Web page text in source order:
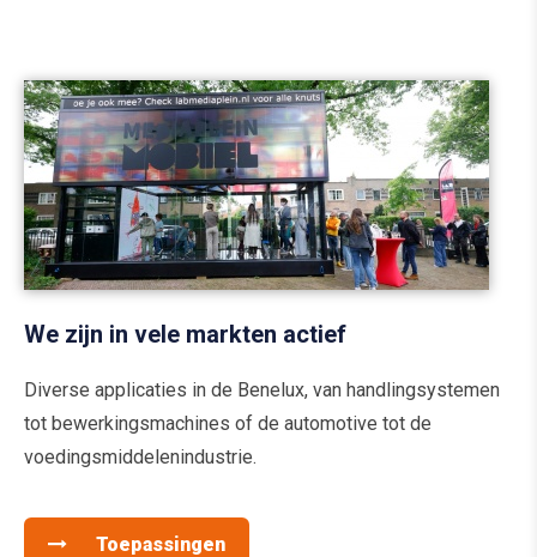
We zijn in vele markten actief
Diverse applicaties in de Benelux, van handlingsystemen
tot bewerkingsmachines of de automotive tot de
voedingsmiddelenindustrie.
Toepassingen